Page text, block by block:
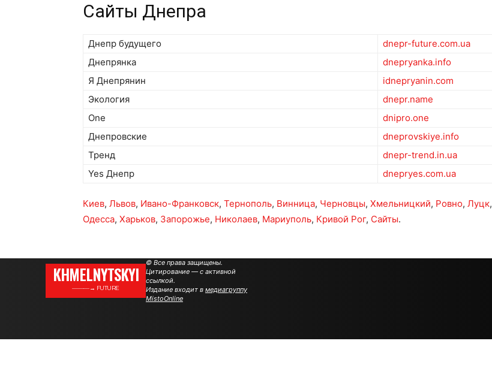
Сайты Днепра
Днепр будущего
dnepr-future.com.ua
Днепрянка
dnepryanka.info
Я Днепрянин
idnepryanin.com
Экология
dnepr.name
One
dnipro.one
Днепровские
dneprovskiye.info
Тренд
dnepr-trend.in.ua
Yes Днепр
dnepryes.com.ua
Киев, Львов, Ивано-Франковск, Тернополь, Винница, Черновцы, Хмельницкий, Ровно, Луцк,
Одесса, Харьков, Запорожье, Николаев, Мариуполь, Кривой Рог, Сайты.
KHMELNYTSKYI
———→ FUTURE
© Все права защищены.
Цитирование — с активной
ссылкой.
Издание входит в медиагруппу
MistoOnline